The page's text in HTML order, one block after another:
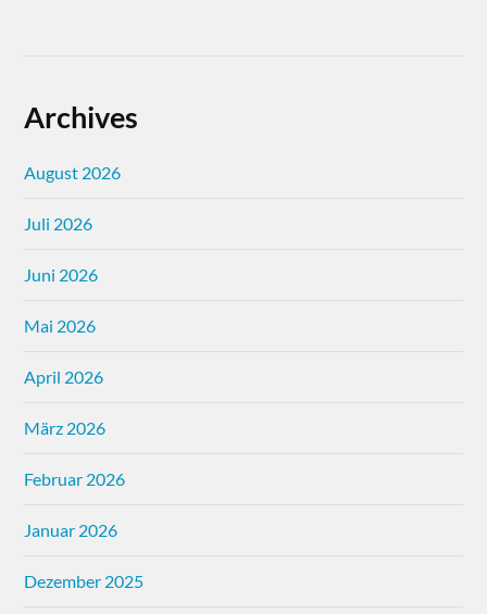
Archives
August 2026
Juli 2026
Juni 2026
Mai 2026
April 2026
März 2026
Februar 2026
Januar 2026
Dezember 2025